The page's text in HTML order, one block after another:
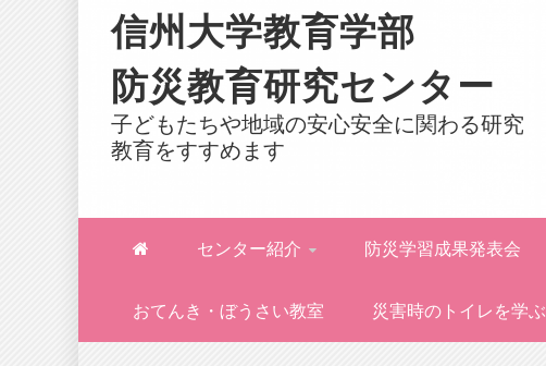
信州大学教育学部
防災教育研究センター
子どもたちや地域の安心安全に関わる研究
教育をすすめます
センター紹介 防災学習成果発表会
おてんき・ぼうさい教室 災害時のトイレを学ぶ